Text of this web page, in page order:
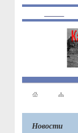
Новости